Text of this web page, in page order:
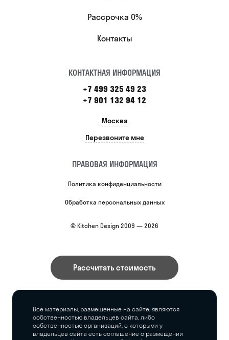
Рассрочка 0%
Контакты
КОНТАКТНАЯ ИНФОРМАЦИЯ
+7 499 325 49 23
+7 901 132 94 12
Москва
Перезвоните мне
ПРАВОВАЯ ИНФОРМАЦИЯ
Политика конфиденциальности
Обработка персональных данных
© Kitchen Design 2009 — 2026
Рассчитать стоимость
Все материалы, размещенные на сайте, являются
собственностью владельцев сайта, либо
собственностью организаций, с которыми у
владельцев сайта есть соглашение о размещении